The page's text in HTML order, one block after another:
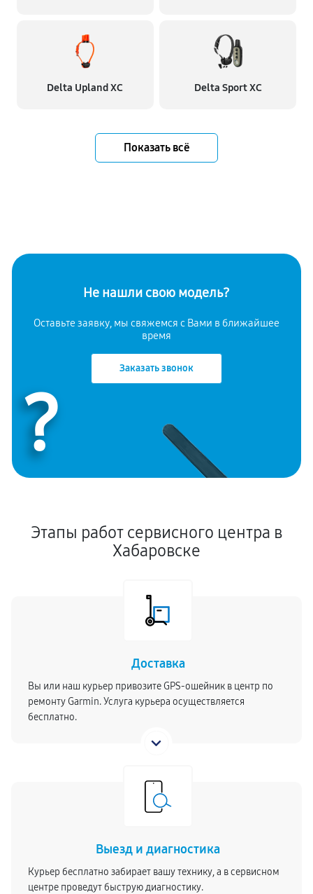
Delta Upland XC Delta Sport XC
Показать всё
Не нашли свою модель?
Оставьте заявку, мы свяжемся с Вами в ближайшее
время
Заказать звонок
?
Этапы работ сервисного центра в
Хабаровске
Доставка
Вы или наш курьер привозите GPS-ошейник в центр по
ремонту Garmin. Услуга курьера осуществляется
бесплатно.
Выезд и диагностика
Курьер бесплатно забирает вашу технику, а в сервисном
центре проведут быструю диагностику.